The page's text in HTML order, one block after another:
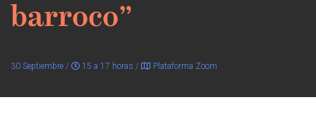
barroco”
30 Septiembre / 15 a 17 horas / Plataforma Zoom